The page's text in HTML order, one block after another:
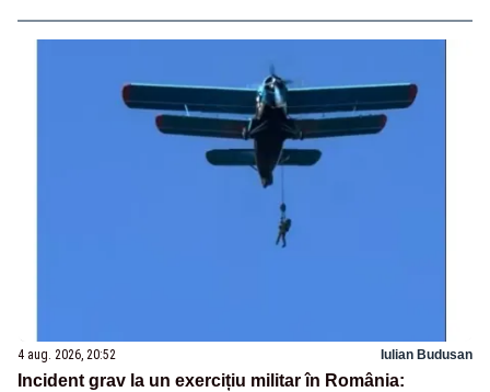
4 aug. 2026, 20:52 Iulian Budusan
Incident grav la un exercițiu militar în România: